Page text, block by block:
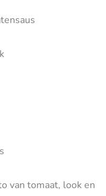
van tomaat, look en